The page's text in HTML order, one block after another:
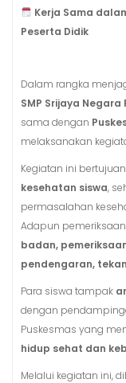
Kerja Sama
Peserta Didik
Dalam rangka
SMP Srijaya
sama dengan
melaksanakan
Kegiatan ini
kesehatan siswa,
permasalahan
Adapun
badan,
pendengaran,
Para siswa tampak
dengan
Puskesmas yang
hidup sehat dan
Melalui kegiatan ini,